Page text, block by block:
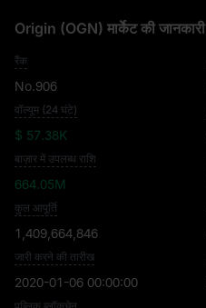
Origin (OGN) मार्केट की जानकारी
रैंक
No.906
वॉल्यूम (24 घंटे)
$ 57.38K
बाज़ार में उपलब्ध राशि
664.05M
कुल आपूर्ति
1,409,664,846
जारी करने की तारीख
2020-01-06 00:00:00